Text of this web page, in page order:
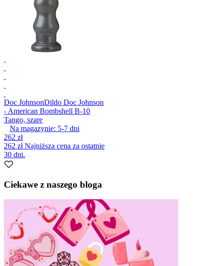
Doc JohnsonDildo Doc Johnson
- American Bombshell B-10
Tango, szare
Na magazynie: 5-7 dni
262 zł
262 złNajniższa cena za ostatnie
30 dni.
Ciekawe z naszego bloga